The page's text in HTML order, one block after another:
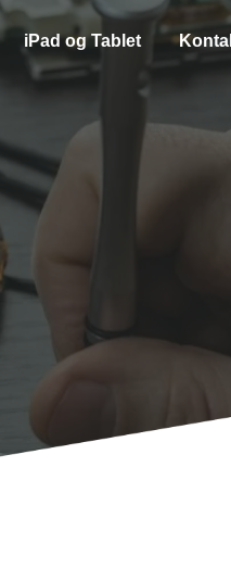
iPad og Tablet